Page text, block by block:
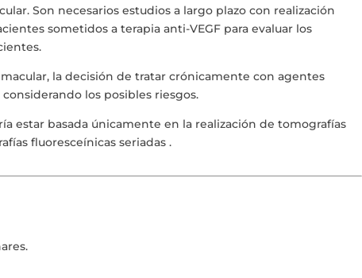
Son necesarios estudios a largo plazo con realización
sometidos a terapia anti-VEGF para evaluar los
la decisión de tratar crónicamente con agentes
los posibles riesgos.
estar basada únicamente en la realización de tomografías
fluoresceínicas seriadas .